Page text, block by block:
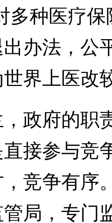
多种医疗
办法，公
界上医改
府的职
接参与竞
竞争有序
局，专门